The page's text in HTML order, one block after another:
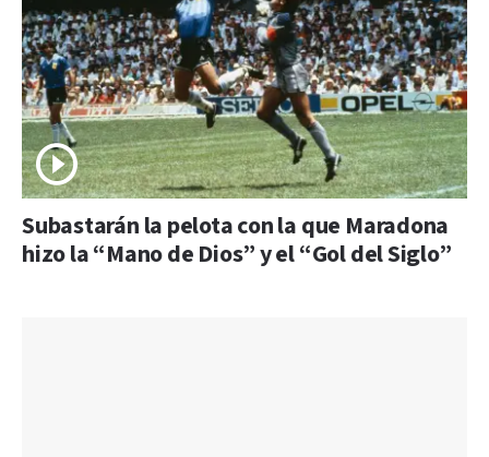
Subastarán la pelota con la que Maradona
hizo la “Mano de Dios” y el “Gol del Siglo”